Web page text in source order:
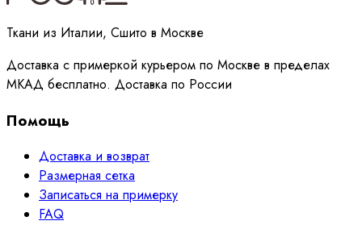
Ткани из Италии, Сшито в Москве
Доставка с примеркой курьером по Москве в пределах
МКАД бесплатно. Доставка по России
Помощь
Доставка и возврат
Размерная сетка
Записаться на примерку
FAQ